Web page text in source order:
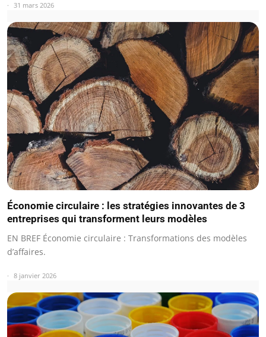
31 mars 2026
Économie circulaire : les stratégies innovantes de 3
entreprises qui transforment leurs modèles
EN BREF Économie circulaire : Transformations des modèles
d’affaires.
8 janvier 2026